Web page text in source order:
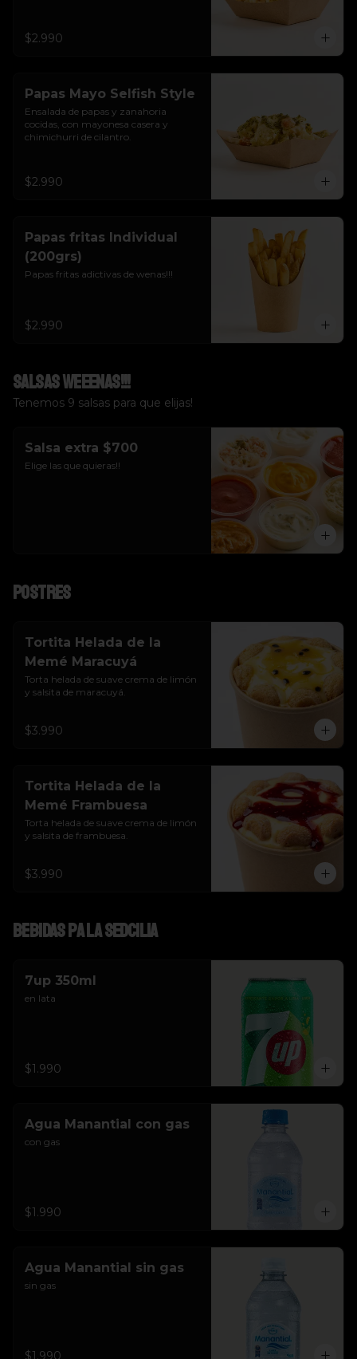
$2.990
Papas Mayo Selfish Style
Ensalada de papas y zanahoria
cocidas, con mayonesa casera y
chimichurri de cilantro.
$2.990
Papas fritas Individual
(200grs)
Papas fritas adictivas de wenas!!!
$2.990
Salsas weeenas!!!
Tenemos 9 salsas para que elijas!
Salsa extra $700
Elige las que quieras!!
Postres
Tortita Helada de la
Memé Maracuyá
Torta helada de suave crema de limón
y salsita de maracuyá.
$3.990
Tortita Helada de la
Memé Frambuesa
Torta helada de suave crema de limón
y salsita de frambuesa.
$3.990
Bebidas pa la SEDcilia
7up 350ml
en lata
$1.990
Agua Manantial con gas
con gas
$1.990
Agua Manantial sin gas
sin gas
$1.990